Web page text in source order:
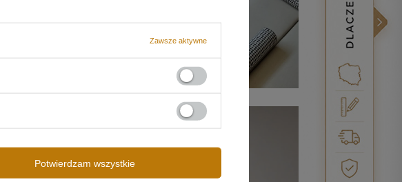
Zawsze aktywne
Potwierdzam wszystkie